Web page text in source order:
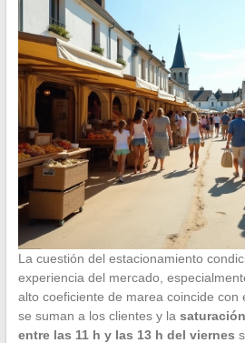
La cuestión del estacionamiento
experiencia del mercado,
alto coeficiente de marea coincide con
se suman a los clientes y la
entre las 11 h y las 13 h del viernes